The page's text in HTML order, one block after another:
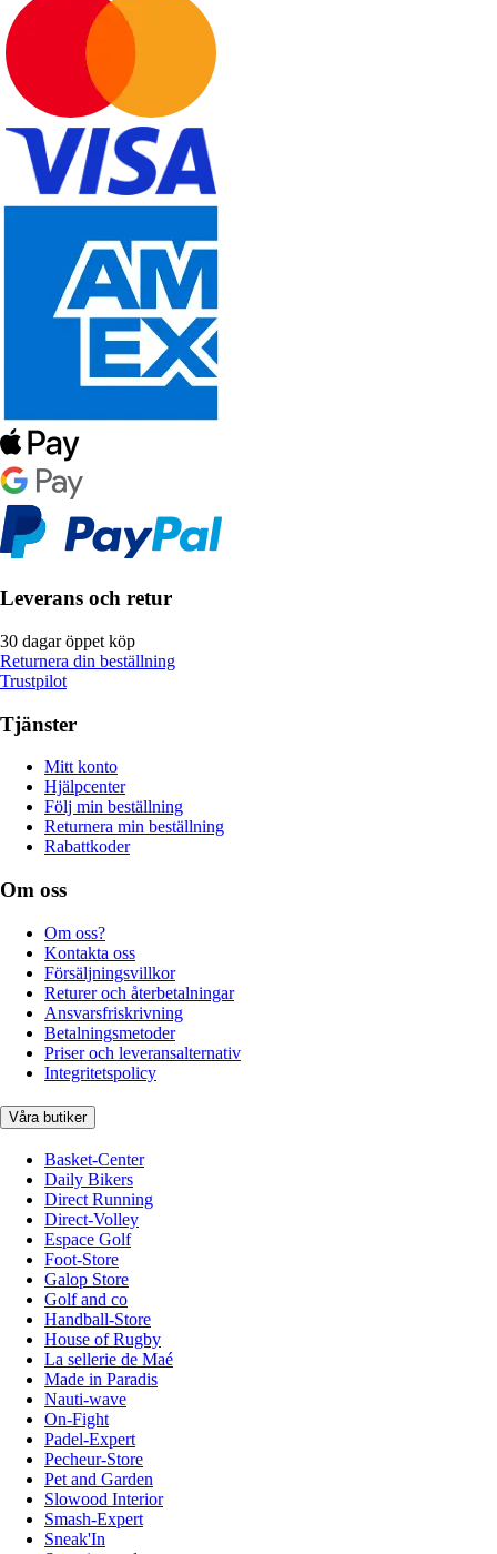
Leverans och retur
30 dagar öppet köp
Returnera din beställning
Trustpilot
Tjänster
Mitt konto
Hjälpcenter
Följ min beställning
Returnera min beställning
Rabattkoder
Om oss
Om oss?
Kontakta oss
Försäljningsvillkor
Returer och återbetalningar
Ansvarsfriskrivning
Betalningsmetoder
Priser och leveransalternativ
Integritetspolicy
Våra butiker
Basket-Center
Daily Bikers
Direct Running
Direct-Volley
Espace Golf
Foot-Store
Galop Store
Golf and co
Handball-Store
House of Rugby
La sellerie de Maé
Made in Paradis
Nauti-wave
On-Fight
Padel-Expert
Pecheur-Store
Pet and Garden
Slowood Interior
Smash-Expert
Sneak'In